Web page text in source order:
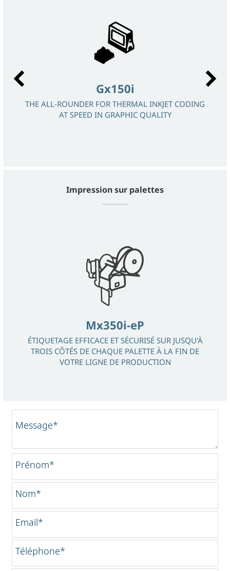
Gx150i
THE ALL-ROUNDER FOR THERMAL INKJET CODING
AT SPEED IN GRAPHIC QUALITY
Impression sur palettes
Mx350i-eP
ÉTIQUETAGE EFFICACE ET SÉCURISÉ SUR JUSQU'À
TROIS CÔTÉS DE CHAQUE PALETTE À LA FIN DE
VOTRE LIGNE DE PRODUCTION
Message*
Prénom*
Nom*
Email*
Téléphone*